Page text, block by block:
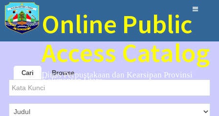
Online Public
Access Catalog
Dinas Perpustakaan dan Kearsipan Provinsi
Kalimantan Utara
Cari Browse